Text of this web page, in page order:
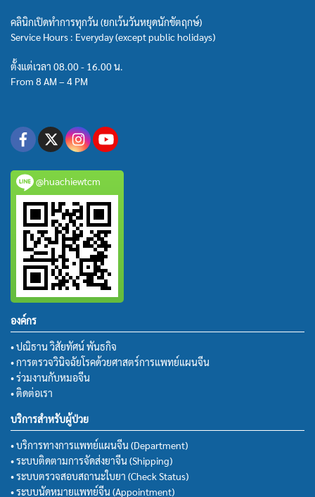
คลินิกเปิดทำการทุกวัน (ยกเว้นวันหยุดนักขัตฤกษ์)
Service Hours : Everyday (except public holidays)
ตั้งแต่เวลา 08.00 - 16.00 น.
From 8 AM – 4 PM
@huachiewtcm
องค์กร
• ปณิธาน วิสัยทัศน์ พันธกิจ
• การตรวจวินิจฉัยโรคด้วยศาสตร์การแพทย์แผนจีน
• ร่วมงานกับหมอจีน
• ติดต่อเรา
บริการสำหรับผู้ป่วย
• บริการทางการแพทย์แผนจีน (Department)
• ระบบติดตามการจัดส่งยาจีน (Shipping)
• ระบบตรวจสอบสถานะใบยา (Check Status)
• ระบบนัดหมายแพทย์จีน (Appointment)